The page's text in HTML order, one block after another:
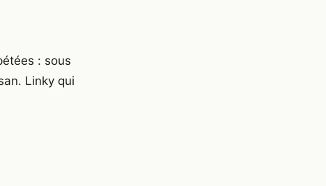
: sous
Linky qui